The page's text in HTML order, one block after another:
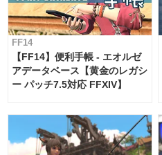
FF14
【FF14】便利手帳 - エオルゼ
アデータベース【黄金のレガシ
ー パッチ7.5対応 FFXIV】